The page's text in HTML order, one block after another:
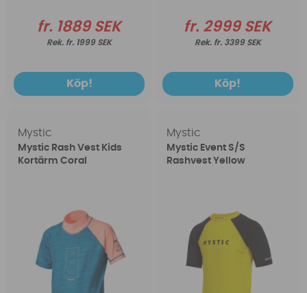
fr. 1889 SEK
fr. 1999 SEK
Köp!
fr. 2999 SEK
fr. 3399 SEK
Köp!
Mystic
Mystic Rash Vest Kids
Kortärm Coral
Mystic
Mystic Event S/S
Rashvest Yellow